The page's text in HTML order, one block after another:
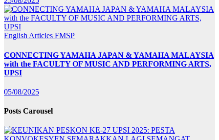
English Articles FMSP
CONNECTING YAMAHA JAPAN & YAMAHA MALAYSIA
with the FACULTY OF MUSIC AND PERFORMING ARTS,
UPSI
05/08/2025
Posts Carousel